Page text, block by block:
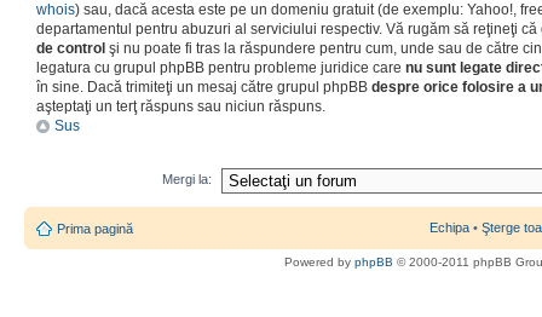
whois) sau, dacă acesta este pe un domeniu gratuit (de exemplu: Yahoo!,
departamentul pentru abuzuri al serviciului respectiv. Vă rugăm să reţineţi
de control şi nu poate fi tras la răspundere pentru cum, unde sau de către
legatura cu grupul phpBB pentru probleme juridice care nu sunt legate
în sine. Dacă trimiteţi un mesaj către grupul phpBB despre orice folosire a
aşteptaţi un terţ răspuns sau niciun răspuns.
Sus
Mergi la:
Prima pagină Echipa • Şterge
Powered by phpBB © 2000-2011 phpBB